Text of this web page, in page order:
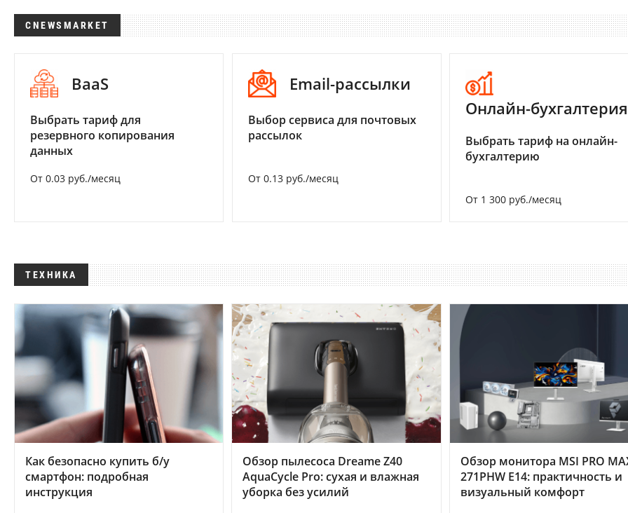
CNEWSMARKET
BaaS
Выбрать тариф для
резервного копирования
данных
От 0.03 руб./месяц
Email-рассылки
Выбор сервиса для почтовых
рассылок
От 0.13 руб./месяц
Онлайн-бухгалтерия
Выбрать тариф на онлайн-
бухгалтерию
От 1 300 руб./месяц
ТЕХНИКА
Как безопасно купить б/у
смартфон: подробная
инструкция
Обзор пылесоса Dreame Z40
AquaCycle Pro: сухая и влажная
уборка без усилий
Обзор монитора MSI PRO
271PHW E14: практичность и
визуальный комфорт